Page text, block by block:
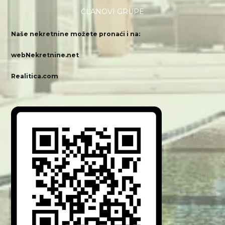
ČLANOVI GRUPE
Naše nekretnine možete pronaći i na:
webNekretnine.net
Realitica.com